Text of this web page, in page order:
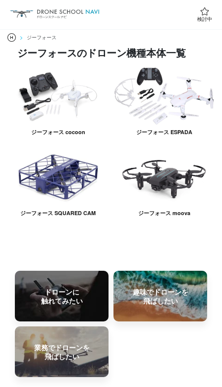
検討中
ジーフォース
ジーフォースのドローン機種本体一覧
ジーフォース cocoon ジーフォース ESPADA
ジーフォース SQUARED CAM ジーフォース moova
ドローンに
触れてみたい
趣味でドローンを
飛ばしたい
業務でドローンを
飛ばしたい